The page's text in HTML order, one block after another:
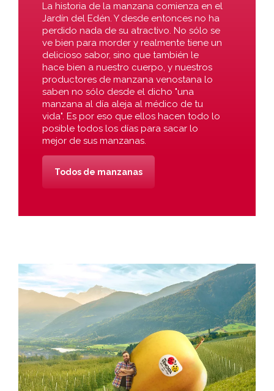
La historia de la manzana comienza en el
Jardín del Edén. Y desde entonces no ha
perdido nada de su atractivo. No sólo se
ve bien para morder y realmente tiene un
delicioso sabor, sino que también le
hace bien a nuestro cuerpo, y nuestros
productores de manzana venostana lo
saben no sólo desde el dicho "una
manzana al día aleja al médico de tu
vida". Es por eso que ellos hacen todo lo
posible todos los días para sacar lo
mejor de sus manzanas.
Todos de manzanas